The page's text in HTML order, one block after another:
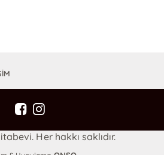
Her hakkı saklıdır.